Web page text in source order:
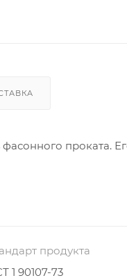
проката.
продукта
1 90107-73